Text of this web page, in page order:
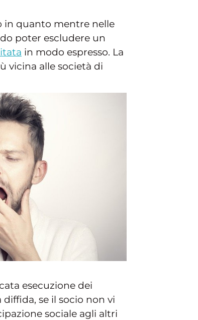
in quanto mentre nelle
poter escludere un
in modo espresso. La
vicina alle società di
esecuzione dei
se il socio non vi
sociale agli altri